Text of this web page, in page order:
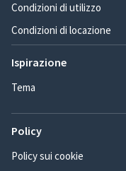
Condizioni di utilizzo
Condizioni di locazione
Ispirazione
Tema
Policy
Policy sui cookie